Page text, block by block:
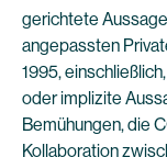
gerichtete
angepassten
1995,
oder implizite
Bemühungen, die
Kollaboration